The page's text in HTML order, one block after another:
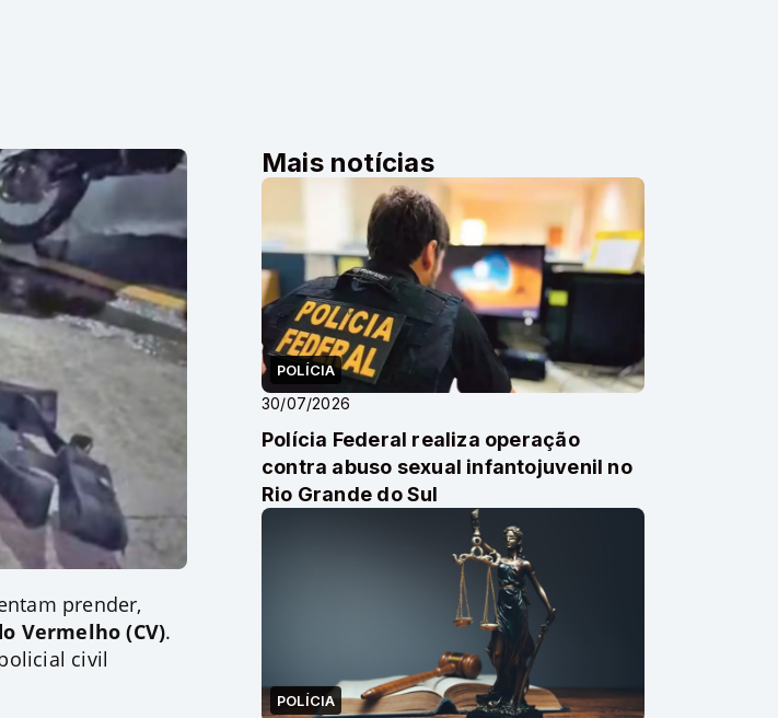
prender,
Vermelho (CV).
civil
Mais notícias
POLÍCIA
30/07/2026
Polícia Federal realiza operação
contra abuso sexual infantojuvenil no
Rio Grande do Sul
POLÍCIA